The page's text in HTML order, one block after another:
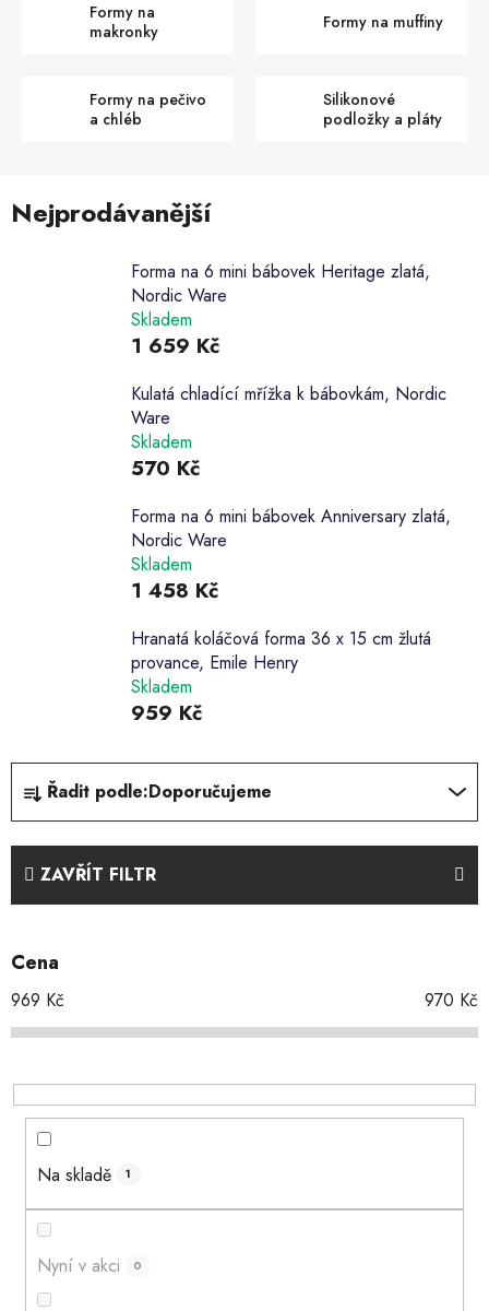
Formy na
makronky
Formy na muffiny
Formy na pečivo
a chléb
Silikonové
podložky a pláty
Nejprodávanější
Forma na 6 mini bábovek Heritage zlatá,
Nordic Ware
Skladem
1 659 Kč
Kulatá chladící mřížka k bábovkám, Nordic
Ware
Skladem
570 Kč
Forma na 6 mini bábovek Anniversary zlatá,
Nordic Ware
Skladem
1 458 Kč
Hranatá koláčová forma 36 x 15 cm žlutá
provance, Emile Henry
Skladem
959 Kč
Ř
z
í
p
r
o
d
k
t
Řadit podle:Doporučujeme
ZAVŘÍT FILTR
Cena
969 Kč 970 Kč
Na skladě 1
Nyní v akci 0